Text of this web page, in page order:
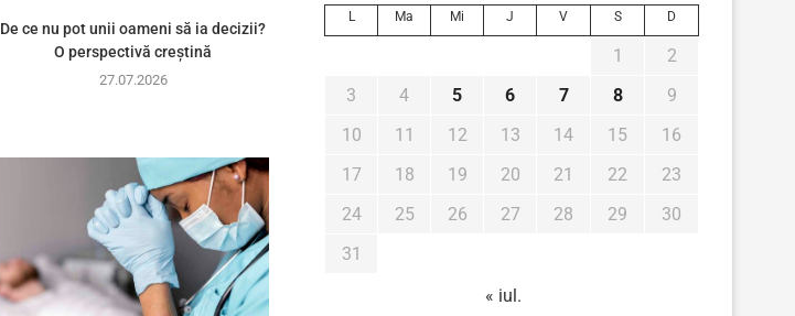
De ce nu pot unii oameni să ia decizii?
O perspectivă creștină
27.07.2026
L Ma Mi J V S D
1
2
3
4 5 6 7 8
9
10
11 12 13 14 15
16
17
18 19 20 21 22
23
24
25 26 27 28 29
30
31
« iul.